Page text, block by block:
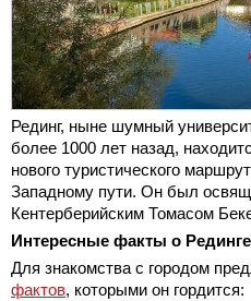
Рединг, ныне шумный
более 1000 лет назад,
нового туристического
Западному пути. Он был
Кентерберийским Томасом
Интересные факты о Рединге
Для знакомства с городом
фактов, которыми он гордится: